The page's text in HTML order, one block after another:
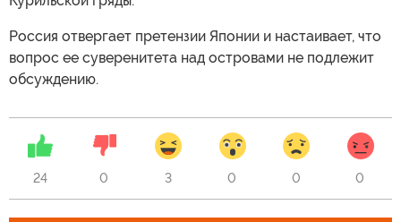
Россия отвергает претензии Японии и настаивает, что
вопрос ее суверенитета над островами не подлежит
обсуждению.
24 0 3 0 0 0